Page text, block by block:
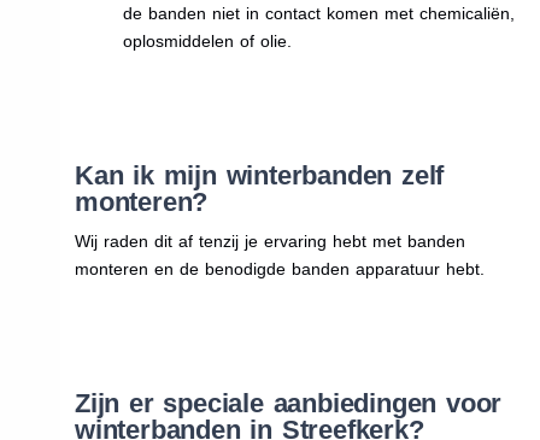
de banden niet in contact komen met chemicaliën,
oplosmiddelen of olie.
Kan ik mijn winterbanden zelf
monteren?
Wij raden dit af tenzij je ervaring hebt met banden
monteren en de benodigde banden apparatuur hebt.
Zijn er speciale aanbiedingen voor
winterbanden in Streefkerk?